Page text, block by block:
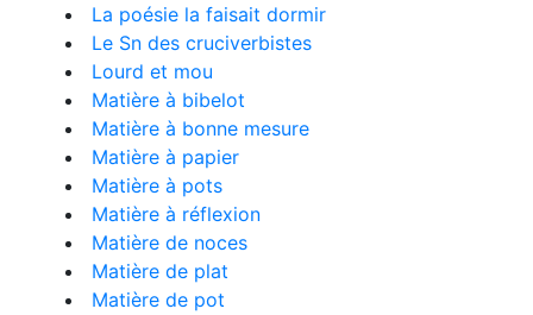
La poésie la faisait dormir
Le Sn des cruciverbistes
Lourd et mou
Matière à bibelot
Matière à bonne mesure
Matière à papier
Matière à pots
Matière à réflexion
Matière de noces
Matière de plat
Matière de pot